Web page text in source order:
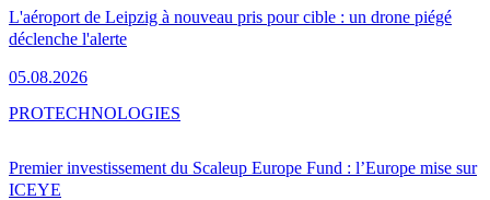
L'aéroport de Leipzig à nouveau pris pour cible : un drone piégé
déclenche l'alerte
05.08.2026
Premier investissement du Scaleup Europe Fund : l’Europe mise sur
ICEYE
PROTECHNOLOGIES